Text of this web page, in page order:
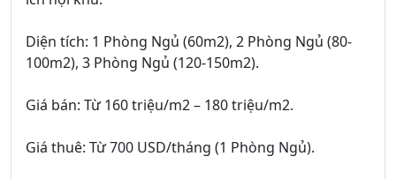
Diện tích: 1 Phòng Ngủ (60m2), 2 Phòng Ngủ (80-
100m2), 3 Phòng Ngủ (120-150m2).
Giá bán: Từ 160 triệu/m2 – 180 triệu/m2.
Giá thuê: Từ 700 USD/tháng (1 Phòng Ngủ).